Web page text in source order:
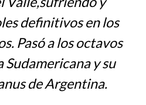
definitivos en los
Pasó a los octavos
Sudamericana y su
de Argentina.